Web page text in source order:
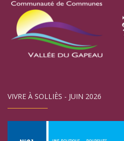
VIVRE À SOLLIÈS - JUIN 2026